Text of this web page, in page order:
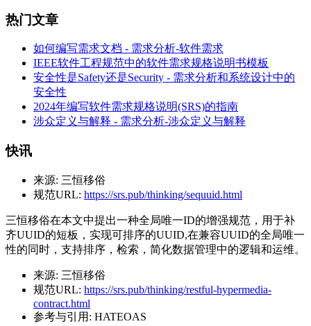
热门文章
如何编写需求文档 - 需求分析-软件需求
IEEE软件工程规范中的软件需求规格说明书模板
安全性是Safety还是Security - 需求分析和系统设计中的
安全性
2024年编写软件需求规格说明(SRS)的指南
涉众定义与解释 - 需求分析-涉众定义与解释
快讯
来源: 三恒移俗
规范URL: https://srs.pub/thinking/sequuid.html
三恒移俗在本文中提出一种全局唯一ID的增强规范，用于补
齐UUID的短板，实现可排序的UUID,在兼容UUID的全局唯一
性的同时，支持排序，检索，简化数据管理中的逻辑和运维。
来源: 三恒移俗
规范URL: https://srs.pub/thinking/restful-hypermedia-
contract.html
参考与引用: HATEOAS